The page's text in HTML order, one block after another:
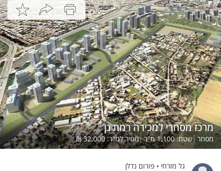
מרכז מסחרי למכירה רמת גן
מסחר שטח:1,100מ"ר מחיר למ"ר:32,000
₪
גל מזרחי • פורום נדלן